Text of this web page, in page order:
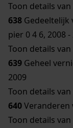
Toon details
638 Gedeeltelijk
pier 0 4 6, 2008 -
Toon details
639 Geheel
2009
Toon details
640Veranderen
Toon details